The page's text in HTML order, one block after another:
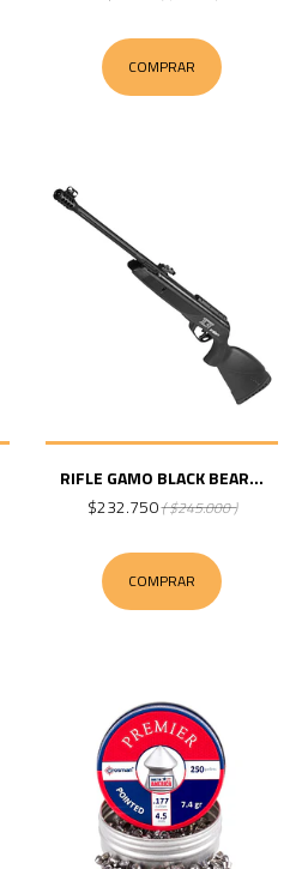
COMPRAR
RIFLE GAMO BLACK BEAR...
$232.750( $245.000 )
COMPRAR